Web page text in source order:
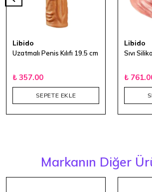
Libido
Uzatmalı Penis Kılıfı 19.5 cm
₺ 357.00
SEPETE EKLE
Libido
₺
Markanın Diğer